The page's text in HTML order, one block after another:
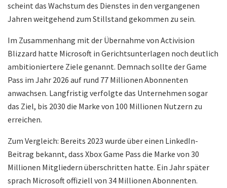
scheint das Wachstum des Dienstes in den vergangenen
Jahren weitgehend zum Stillstand gekommen zu sein.
Im Zusammenhang mit der Übernahme von Activision
Blizzard hatte Microsoft in Gerichtsunterlagen noch deutlich
ambitioniertere Ziele genannt. Demnach sollte der Game
Pass im Jahr 2026 auf rund 77 Millionen Abonnenten
anwachsen. Langfristig verfolgte das Unternehmen sogar
das Ziel, bis 2030 die Marke von 100 Millionen Nutzern zu
erreichen.
Zum Vergleich: Bereits 2023 wurde über einen LinkedIn-
Beitrag bekannt, dass Xbox Game Pass die Marke von 30
Millionen Mitgliedern überschritten hatte. Ein Jahr später
sprach Microsoft offiziell von 34 Millionen Abonnenten.